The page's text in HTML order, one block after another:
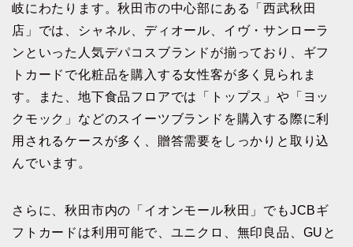
岐にわたります。秋田市の中心部にある「西武秋田
店」では、シャネル、ディオール、イヴ・サンローラ
ンといった人気デパコスブランドが揃っており、ギフ
トカードで化粧品を購入する女性客が多く見られま
す。また、地下食品フロアでは「トップス」や「ヨッ
クモック」などのスイーツブランドを購入する際に利
用されるケースが多く、贈答需要をしっかりと取り込
んでいます。
さらに、秋田市内の「イオンモール秋田」でもJCBギ
フトカードは利用可能で、ユニクロ、無印良品、GUと